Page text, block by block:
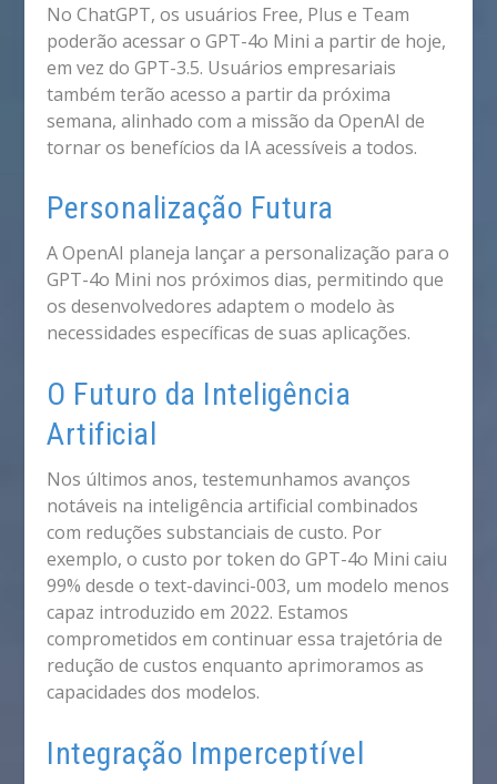
No ChatGPT, os usuários Free, Plus e Team
poderão acessar o GPT-4o Mini a partir de hoje,
em vez do GPT-3.5. Usuários empresariais
também terão acesso a partir da próxima
semana, alinhado com a missão da OpenAI de
tornar os benefícios da IA acessíveis a todos.
Personalização Futura
A OpenAI planeja lançar a personalização para o
GPT-4o Mini nos próximos dias, permitindo que
os desenvolvedores adaptem o modelo às
necessidades específicas de suas aplicações.
O Futuro da Inteligência
Artificial
Nos últimos anos, testemunhamos avanços
notáveis na inteligência artificial combinados
com reduções substanciais de custo. Por
exemplo, o custo por token do GPT-4o Mini caiu
99% desde o text-davinci-003, um modelo menos
capaz introduzido em 2022. Estamos
comprometidos em continuar essa trajetória de
redução de custos enquanto aprimoramos as
capacidades dos modelos.
Integração Imperceptível